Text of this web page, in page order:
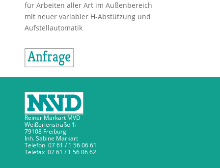
für Arbeiten aller Art im Außenbereich
mit neuer variabler H-Abstützung und
Aufstellautomatik
Reiner Markart MVD
Weißerlenstraße 1i
79108 Freiburg
Inh. Sabine Markart
Telefon 07 61 / 1 56 06 61
Telefax 07 61 / 1 56 06 62